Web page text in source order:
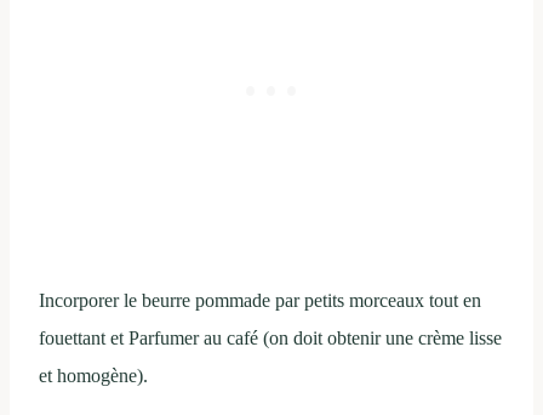
Incorporer le beurre pommade par petits morceaux tout en
fouettant et Parfumer au café (on doit obtenir une crème lisse
et homogène).